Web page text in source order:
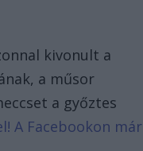
kivonult a
a műsor
a győztes
A Facebookon már